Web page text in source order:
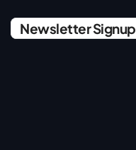
Newsletter Signup